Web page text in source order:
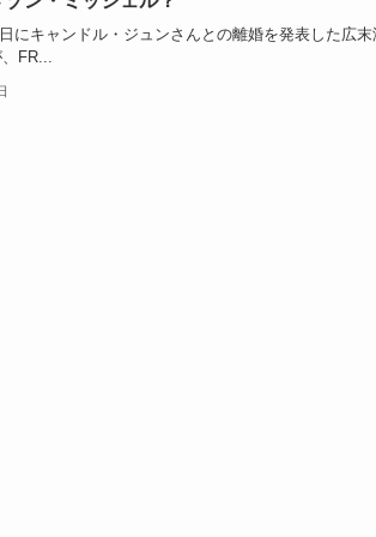
にキャンドル・ジュンさんとの離婚を発表した広末
FR...